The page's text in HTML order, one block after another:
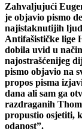
Zahvaljujući
je objavio pismo
najistaknutijih
Antifašističke lige
dobila uvid u
najostrašćenijeg
pismo objavio na
propos pisma
dana ali sam ga
razdraganih
propustio osjetiti,
odanost”.